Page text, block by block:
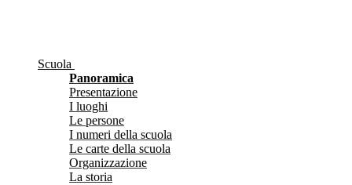
Scuola
Panoramica
Presentazione
I luoghi
Le persone
I numeri della scuola
Le carte della scuola
Organizzazione
La storia